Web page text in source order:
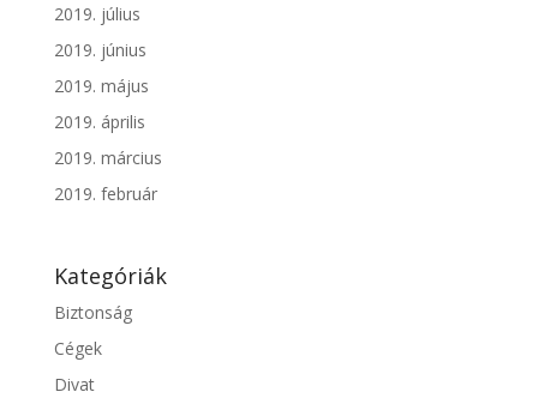
2019. július
2019. június
2019. május
2019. április
2019. március
2019. február
Kategóriák
Biztonság
Cégek
Divat